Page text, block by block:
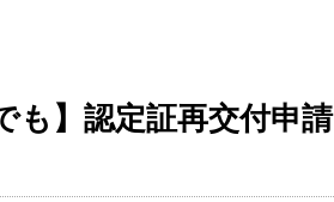
も】認定証再交付申請